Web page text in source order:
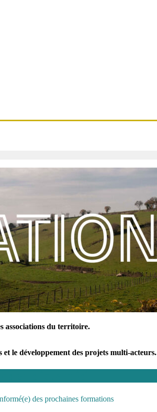
associations du territoire.
le développement des projets multi-acteurs.
des prochaines formations